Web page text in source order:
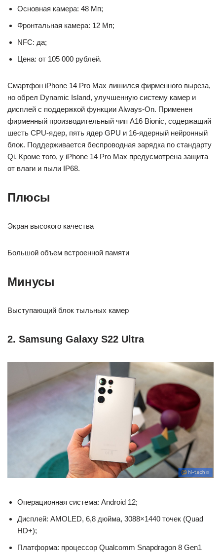
Основная камера: 48 Мп;
Фронтальная камера: 12 Мп;
NFC: да;
Цена: от 105 000 рублей.
Смартфон iPhone 14 Pro Max лишился фирменного выреза,
но обрел Dynamic Island, улучшенную систему камер и
дисплей с поддержкой функции Always-On. Применен
фирменный производительный чип A16 Bionic, содержащий
шесть CPU-ядер, пять ядер GPU и 16-ядерный нейронный
блок. Поддерживается беспроводная зарядка по стандарту
Qi. Кроме того, у iPhone 14 Pro Max предусмотрена защита
от влаги и пыли IP68.
Плюсы
Экран высокого качества
Большой объем встроенной памяти
Минусы
Выступающий блок тыльных камер
2. Samsung Galaxy S22 Ultra
Операционная система: Android 12;
Дисплей: AMOLED, 6,8 дюйма, 3088×1440 точек (Quad
HD+);
Платформа: процессор Qualcomm Snapdragon 8 Gen1